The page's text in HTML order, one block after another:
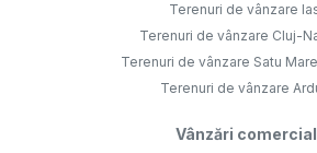
Terenuri de vânzare
Terenuri de vânzare Cluj-
Terenuri de vânzare Satu
Terenuri de vânzare
Vânzări comercial